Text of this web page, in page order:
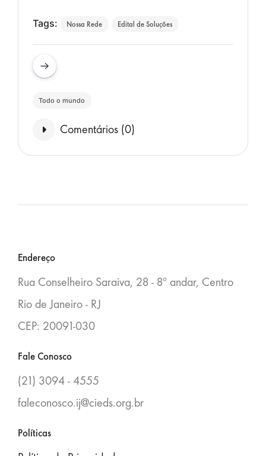
Tags: Nossa Rede Edital de Soluções
Todo o mundo
Comentários (0)
Endereço
Rua Conselheiro Saraiva, 28 - 8º andar, Centro
Rio de Janeiro - RJ
CEP: 20091-030
Fale Conosco
(21) 3094 - 4555
faleconosco.ij@cieds.org.br
Políticas